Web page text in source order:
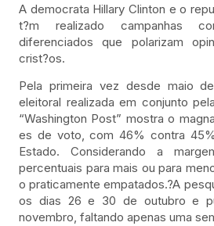
A democrata Hillary Clinton e o
t?m realizado campanhas
diferenciados que polarizam
crist?os.
Pela primeira vez desde maio
eleitoral realizada em conjunto
“Washington Post” mostra o
es de voto, com 46% contra
Estado. Considerando a
percentuais para mais ou para
o praticamente empatados.?A
os dias 26 e 30 de outubro e
novembro, faltando apenas uma